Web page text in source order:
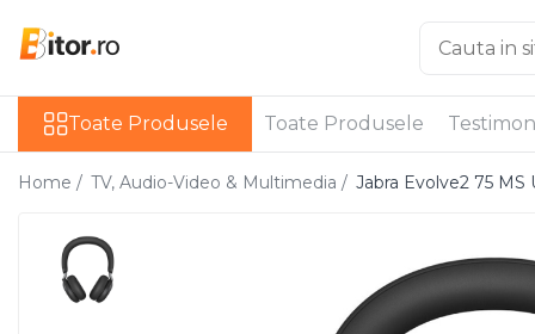
Laptop , PC, Tablete
Laptop-uri
Laptop-uri Gaming
Laptop-uri Business
Desktop PC
Toate Produsele Toate Produsele
Home / TV, Audio-Video & Multimedia / Jabra Evolve2 75 MS